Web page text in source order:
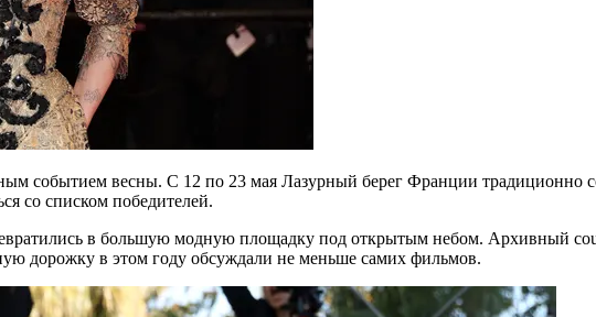
событием весны. С 12 по 23 мая Лазурный берег Франции традиционно
со списком победителей.
в большую модную площадку под открытым небом. Архивный
дорожку в этом году обсуждали не меньше самих фильмов.